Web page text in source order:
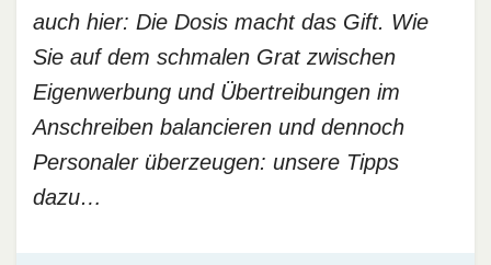
auch hier: Die Dosis macht das Gift. Wie
Sie auf dem schmalen Grat zwischen
Eigenwerbung und Übertreibungen im
Anschreiben balancieren und dennoch
Personaler überzeugen: unsere Tipps
dazu…